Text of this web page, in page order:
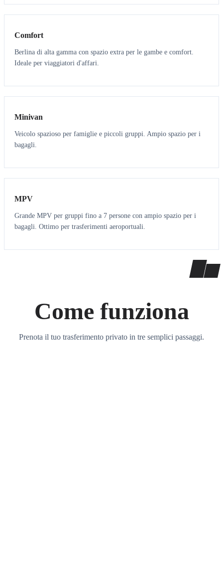
3 3
Comfort
Berlina di alta gamma con spazio extra per le gambe e comfort.
Ideale per viaggiatori d'affari.
6 5
Minivan
Veicolo spazioso per famiglie e piccoli gruppi. Ampio spazio per i
bagagli.
7 7
MPV
Grande MPV per gruppi fino a 7 persone con ampio spazio per i
bagagli. Ottimo per trasferimenti aeroportuali.
Come funziona
Prenota il tuo trasferimento privato in tre semplici passaggi.